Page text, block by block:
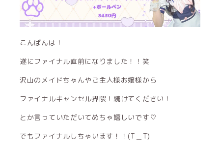
こんばんは！
遂にファイナル直前になりました！！笑
沢山のメイドちゃんやご主人様お嬢様から
ファイナルキャンセル界隈！続けてください！
とか言っていただいてめちゃ嬉しいです♡
でもファイナルしちゃいます！！(T＿T)